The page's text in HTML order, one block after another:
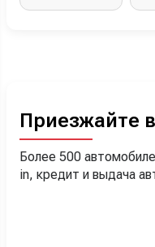
Приезжайте в
Более 500
in, кредит и выдача